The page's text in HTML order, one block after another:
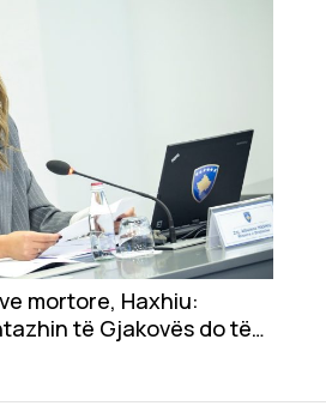
mortore, Haxhiu:
të Gjakovës do të